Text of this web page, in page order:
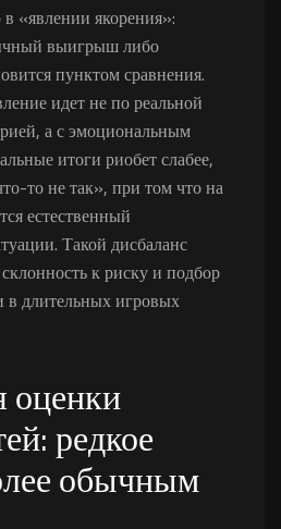
«явлении якорения»:
выигрыш либо
пунктом сравнения.
идет не по реальной
а с эмоциональным
итоги риобет слабее,
то не так», при том что на
естественный
Такой дисбаланс
к риску и подбор
в длительных игровых
редкое
обычным